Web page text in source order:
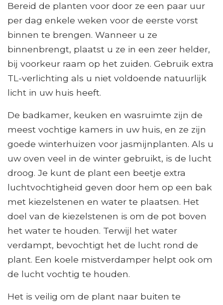
Bereid de planten voor door ze een paar uur
per dag enkele weken voor de eerste vorst
binnen te brengen. Wanneer u ze
binnenbrengt, plaatst u ze in een zeer helder,
bij voorkeur raam op het zuiden. Gebruik extra
TL-verlichting als u niet voldoende natuurlijk
licht in uw huis heeft.
De badkamer, keuken en wasruimte zijn de
meest vochtige kamers in uw huis, en ze zijn
goede winterhuizen voor jasmijnplanten. Als u
uw oven veel in de winter gebruikt, is de lucht
droog. Je kunt de plant een beetje extra
luchtvochtigheid geven door hem op een bak
met kiezelstenen en water te plaatsen. Het
doel van de kiezelstenen is om de pot boven
het water te houden. Terwijl het water
verdampt, bevochtigt het de lucht rond de
plant. Een koele mistverdamper helpt ook om
de lucht vochtig te houden.
Het is veilig om de plant naar buiten te